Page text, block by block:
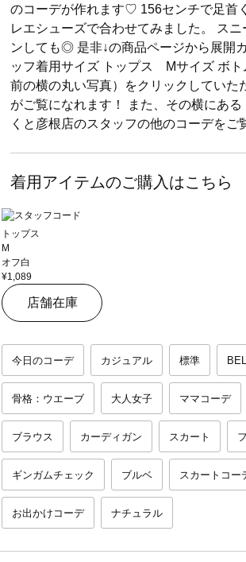
のコーデが作れます♡ 156センチで足首
レエシューズで合わせてみました。 ス
ンしても◎ 是非↓の商品ページから展開
ッフ着用サイズ トップス Mサイズ ボ
前の横の丸い写真）をクリックしていた
がご覧になれます！ また、その横にあ
くと彦根店のスタッフの他のコーデをご
着用アイテムのご購入はこちら
トップス
M
オフ白
¥1,089
店舗在庫
今日のコーデ カジュアル 標準
骨格：ウエーブ 大人女子 ママコーデ
ブラウス カーディガン スカート
ギンガムチェック ブルベ スカートコー
お出かけコーデ ナチュラル